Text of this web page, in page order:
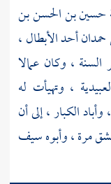
حسين بن الحسن بن
أحد الأبطال ،
السنة ، وكان عمالا
، وتهيأت له
الكبار ، إلى أن
مرة ، وأبوهسيف